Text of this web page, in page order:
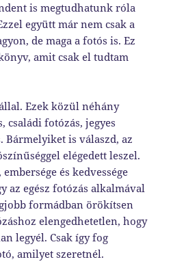
is megtudhatunk róla
együtt már nem csak a
de maga a fotós is. Ez
amit csak el tudtam
Ezek közül néhány
családi fotózás, jegyes
Bármelyiket is válaszd, az
elégedett leszel.
és kedvessége
az egész fotózás alkalmával
formádban örökítsen
elengedhetetlen, hogy
legyél. Csak így fog
amilyet szeretnél.